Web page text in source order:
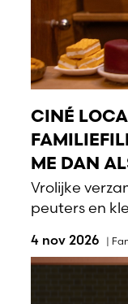
CINÉ
ME DAN
Vrolijke
peuters en
4 nov 2026 |